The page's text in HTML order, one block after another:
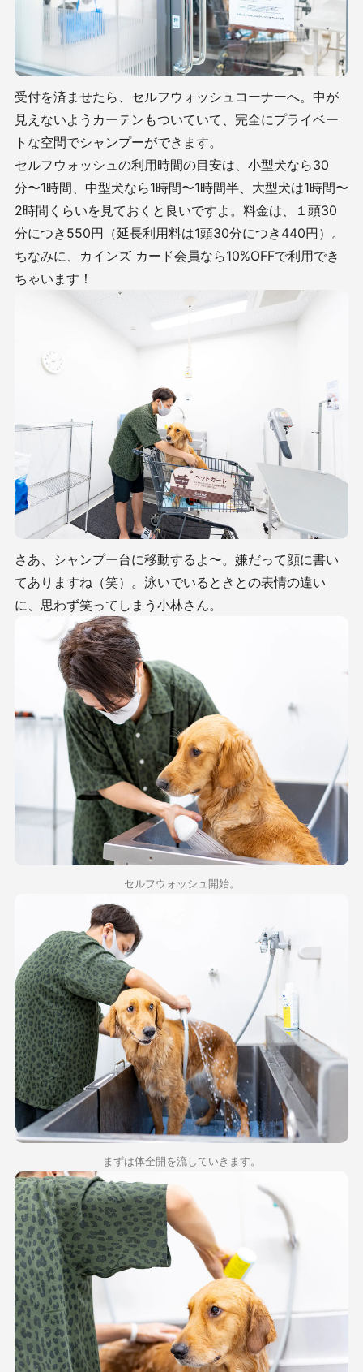
受付を済ませたら、セルフウォッシュコーナーへ。中が
見えないようカーテンもついていて、完全にプライベー
トな空間でシャンプーができます。
セルフウォッシュの利用時間の目安は、小型犬なら30
分〜1時間、中型犬なら1時間〜1時間半、大型犬は1時間〜
2時間くらいを見ておくと良いですよ。料金は、１頭30
分につき550円（延長利用料は1頭30分につき440円）。
ちなみに、カインズ カード会員なら10%OFFで利用でき
ちゃいます！
さあ、シャンプー台に移動するよ〜。嫌だって顔に書い
てありますね（笑）。泳いでいるときとの表情の違い
に、思わず笑ってしまう小林さん。
セルフウォッシュ開始。
まずは体全開を流していきます。